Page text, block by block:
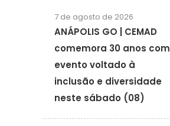
7 de agosto de 2026
ANÁPOLIS GO | CEMAD
comemora 30 anos com
evento voltado à
inclusão e diversidade
neste sábado (08)